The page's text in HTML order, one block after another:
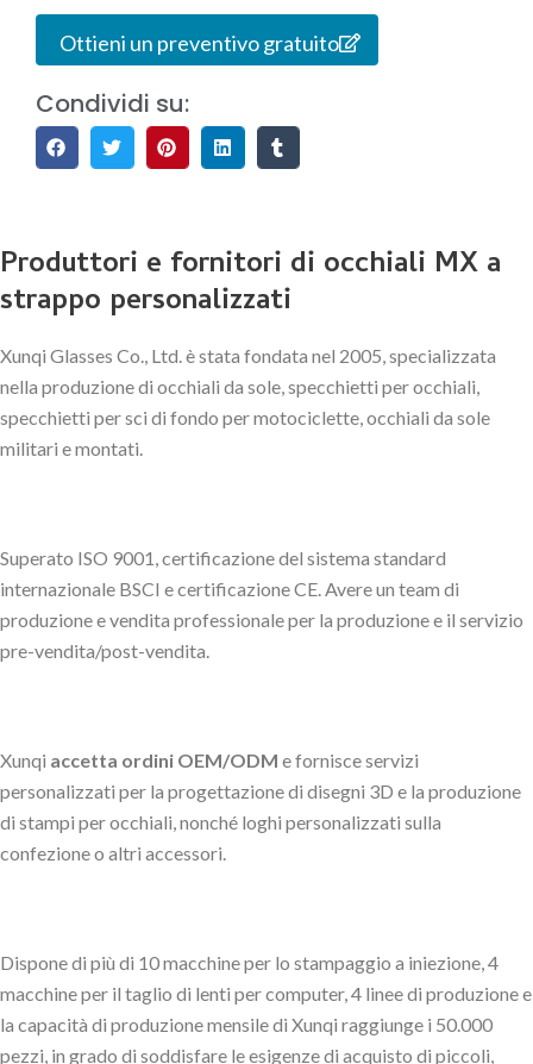
Ottieni un preventivo gratuito
Condividi su:
Produttori e fornitori di occhiali MX a
strappo personalizzati
Xunqi Glasses Co., Ltd. è stata fondata nel 2005, specializzata
nella produzione di occhiali da sole, specchietti per occhiali,
specchietti per sci di fondo per motociclette, occhiali da sole
militari e montati.
Superato ISO 9001, certificazione del sistema standard
internazionale BSCI e certificazione CE. Avere un team di
produzione e vendita professionale per la produzione e il servizio
pre-vendita/post-vendita.
Xunqi accetta ordini OEM/ODM e fornisce servizi
personalizzati per la progettazione di disegni 3D e la produzione
di stampi per occhiali, nonché loghi personalizzati sulla
confezione o altri accessori.
Dispone di più di 10 macchine per lo stampaggio a iniezione, 4
macchine per il taglio di lenti per computer, 4 linee di produzione e
la capacità di produzione mensile di Xunqi raggiunge i 50.000
pezzi, in grado di soddisfare le esigenze di acquisto di piccoli,